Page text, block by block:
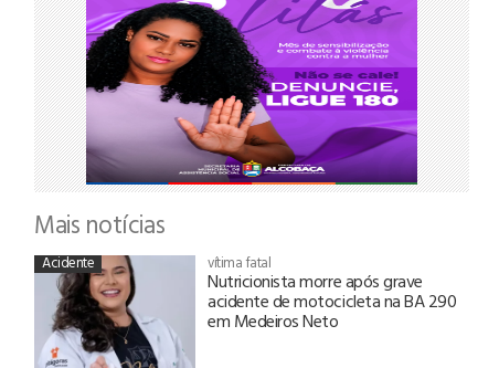
Mais notícias
Acidente vítima fatal
Nutricionista morre após grave
acidente de motocicleta na BA 290
em Medeiros Neto